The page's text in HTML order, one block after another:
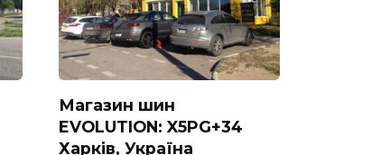
Магазин шин
EVOLUTION: X5PG+34
Харків, Україна